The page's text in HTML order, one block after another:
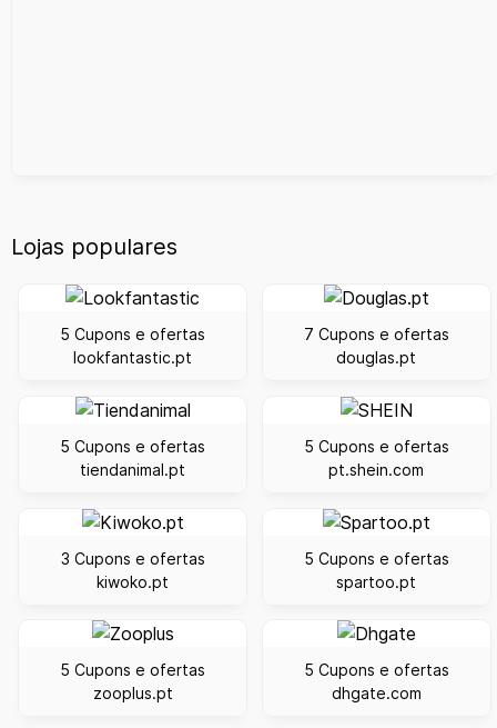
Lojas populares
5 Cupons e ofertas
lookfantastic.pt
7 Cupons e ofertas
douglas.pt
5 Cupons e ofertas
tiendanimal.pt
5 Cupons e ofertas
pt.shein.com
3 Cupons e ofertas
kiwoko.pt
5 Cupons e ofertas
spartoo.pt
5 Cupons e ofertas
zooplus.pt
5 Cupons e ofertas
dhgate.com